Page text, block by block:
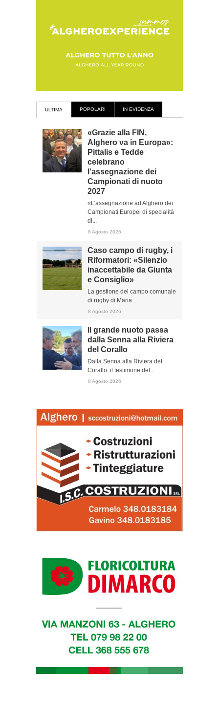
ULTIMA POPOLARI IN EVIDENZA
«Grazie alla FIN,
Alghero va in Europa»:
Pittalis e Tedde
celebrano
l’assegnazione dei
Campionati di nuoto
2027
«L’assegnazione ad Alghero dei
Campionati Europei di specialità
di...
8 Agosto 2026
Caso campo di rugby, i
Riformatori: «Silenzio
inaccettabile da Giunta
e Consiglio»
La gestione del campo comunale
di rugby di Maria...
8 Agosto 2026
Il grande nuoto passa
dalla Senna alla Riviera
del Corallo
Dalla Senna alla Riviera del
Corallo: il testimone del...
8 Agosto 2026